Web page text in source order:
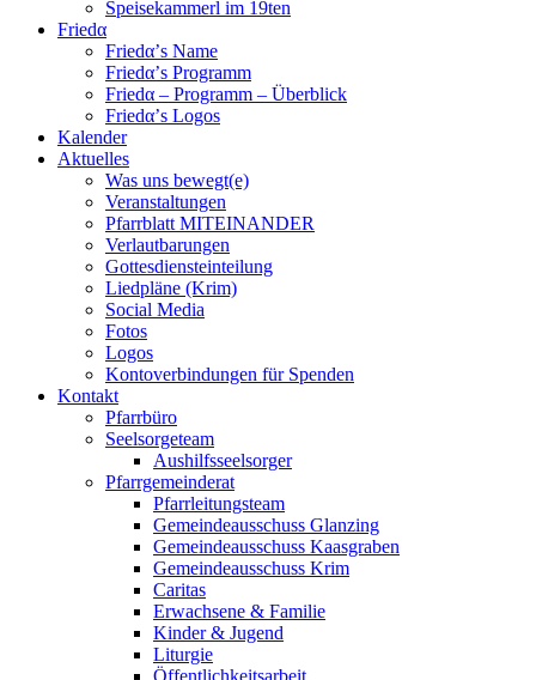
Speisekammerl im 19ten
Friedα
Friedα’s Name
Friedα’s Programm
Friedα – Programm – Überblick
Friedα’s Logos
Kalender
Aktuelles
Was uns bewegt(e)
Veranstaltungen
Pfarrblatt MITEINANDER
Verlautbarungen
Gottesdiensteinteilung
Liedpläne (Krim)
Social Media
Fotos
Logos
Kontoverbindungen für Spenden
Kontakt
Pfarrbüro
Seelsorgeteam
Aushilfsseelsorger
Pfarrgemeinderat
Pfarrleitungsteam
Gemeindeausschuss Glanzing
Gemeindeausschuss Kaasgraben
Gemeindeausschuss Krim
Caritas
Erwachsene & Familie
Kinder & Jugend
Liturgie
Öffentlichkeitsarbeit